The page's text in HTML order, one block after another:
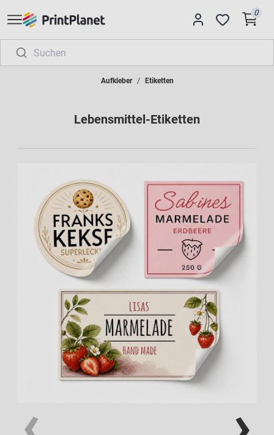
0
Aufkleber Etiketten
Lebensmittel-Etiketten